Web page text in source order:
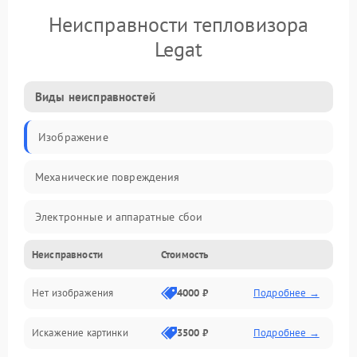
Неисправности тепловизора
Legat
Виды неисправностей
Изображение
Механические повреждения
Электронные и аппаратные сбои
Неисправности сенсора и оптики
Программные ошибки
Электропитание
Неисправности Стоимость
Нет изображения 4000 ₽ Подробнее →
Искажение картинки 3500 ₽ Подробнее →